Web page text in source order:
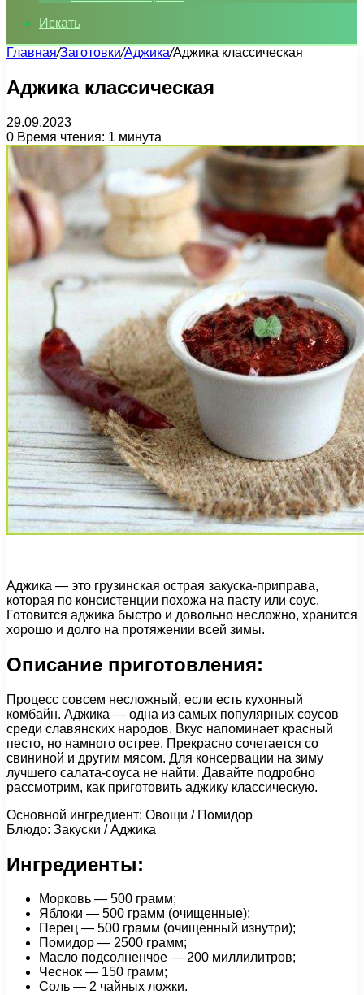
Искать
Главная/Заготовки/Аджика/Аджика классическая
Аджика классическая
29.09.2023
0 Время чтения: 1 минута
Аджика — это грузинская острая закуска-приправа,
которая по консистенции похожа на пасту или соус.
Готовится аджика быстро и довольно несложно, хранится
хорошо и долго на протяжении всей зимы.
Описание приготовления:
Процесс совсем несложный, если есть кухонный
комбайн. Аджика — одна из самых популярных соусов
среди славянских народов. Вкус напоминает красный
песто, но намного острее. Прекрасно сочетается со
свининой и другим мясом. Для консервации на зиму
лучшего салата-соуса не найти. Давайте подробно
рассмотрим, как приготовить аджику классическую.
Основной ингредиент: Овощи / Помидор
Блюдо: Закуски / Аджика
Ингредиенты:
Морковь — 500 грамм;
Яблоки — 500 грамм (очищенные);
Перец — 500 грамм (очищенный изнутри);
Помидор — 2500 грамм;
Масло подсолненчое — 200 миллилитров;
Чеснок — 150 грамм;
Соль — 2 чайных ложки.